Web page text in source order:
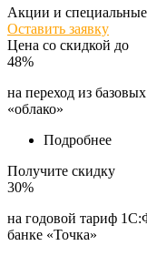
Акции и
Оставить заявку
Цена со скидкой до
48%
на переход из
«облако»
Подробнее
Получите скидку
30%
на годовой тариф
банке «Точка»